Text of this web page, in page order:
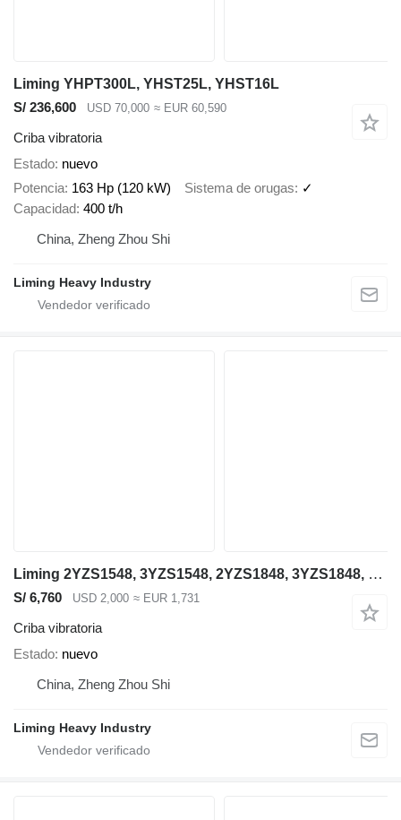
Liming YHPT300L, YHST25L, YHST16L
S/ 236,600
USD 70,000 ≈ EUR 60,590
Criba vibratoria
Estado nuevo
Potencia 163 Hp (120 kW) Sistema de orugas
✓
Capacidad 400 t/h
China, Zheng Zhou Shi
Liming Heavy Industry
Liming 2YZS1548, 3YZS1548, 2YZS1848, 3YZS1848, 4YZS1848
S/ 6,760 USD 2,000 ≈ EUR 1,731
Criba vibratoria
Estado nuevo
China, Zheng Zhou Shi
Liming Heavy Industry